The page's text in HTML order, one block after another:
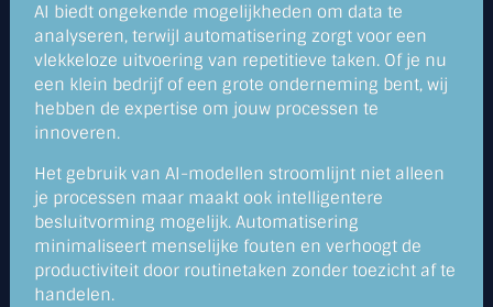
AI biedt ongekende mogelijkheden om data te
analyseren, terwijl automatisering zorgt voor een
vlekkeloze uitvoering van repetitieve taken. Of je nu
een klein bedrijf of een grote onderneming bent, wij
hebben de expertise om jouw processen te
innoveren.
Het gebruik van AI-modellen stroomlijnt niet alleen
je processen maar maakt ook intelligentere
besluitvorming mogelijk. Automatisering
minimaliseert menselijke fouten en verhoogt de
productiviteit door routinetaken zonder toezicht af te
handelen.